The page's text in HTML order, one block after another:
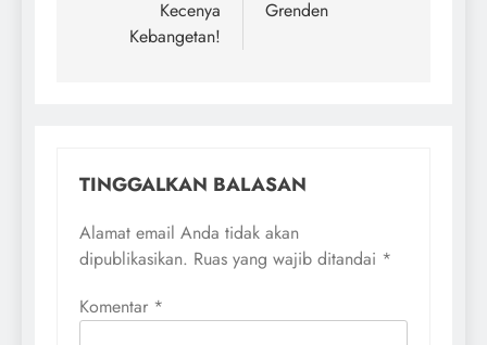
Kecenya
Kebangetan!
Grenden
TINGGALKAN BALASAN
Alamat email Anda tidak akan
dipublikasikan. Ruas yang wajib ditandai *
Komentar *